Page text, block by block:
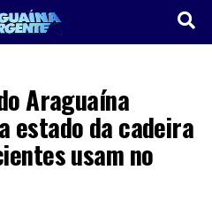
Araguaína
estado da cadeira
usam no